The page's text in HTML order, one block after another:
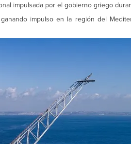
impulsada por el gobierno griego
impulso en la región del